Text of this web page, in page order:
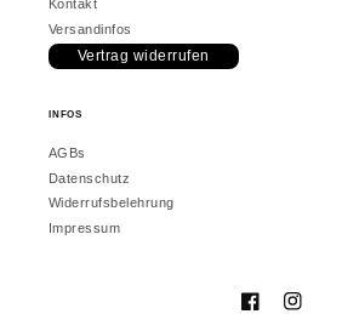
vor 2 Monaten
Kontakt
Versandinfos
Vertrag widerrufen
INFOS
AGBs
Datenschutz
Widerrufsbelehrung
Impressum